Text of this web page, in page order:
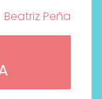
Beatriz Peña